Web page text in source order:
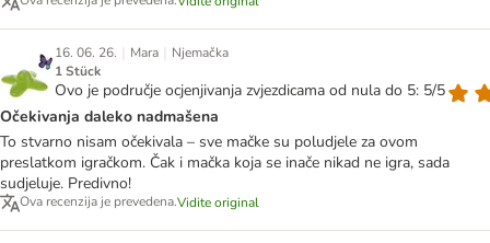
16. 06. 26. | Mara | Njemačka
1 Stück
Ovo je područje ocjenjivanja zvjezdicama od nula do 5: 5/5
Očekivanja daleko nadmašena
To stvarno nisam očekivala – sve mačke su poludjele za ovom
preslatkom igračkom. Čak i mačka koja se inače nikad ne igra, sada
sudjeluje. Predivno!
Ova recenzija je prevedena.Vidite original